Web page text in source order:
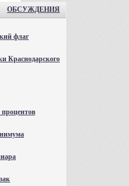
ОБСУЖДЕНИЯ
флаг
Краснодарского
процентов